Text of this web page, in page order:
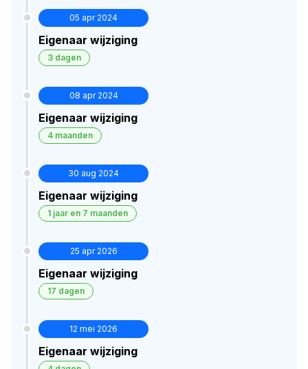
05 apr 2024
Eigenaar wijziging
3 dagen
08 apr 2024
Eigenaar wijziging
4 maanden
30 aug 2024
Eigenaar wijziging
1 jaar en 7 maanden
25 apr 2026
Eigenaar wijziging
17 dagen
12 mei 2026
Eigenaar wijziging